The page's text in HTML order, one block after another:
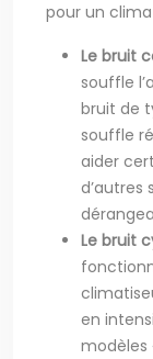
pour un
Le bruit
souffle
bruit de
souffle
aider
d’autres
Le bruit
en
modèles